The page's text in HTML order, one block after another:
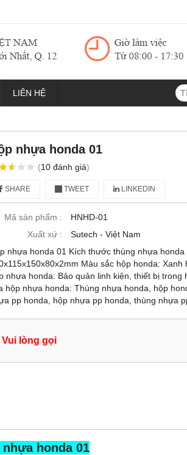
LIÊN HỆ
nhựa honda 01
(10 đánh giá)
SHARE TWEET LINKEDIN
Mã sản phẩm :
HNHD-01
Xuất xứ :
Sutech - Việt Nam
nhựa honda 01 Kích thước thùng nhựa honda
Màu sắc hộp honda: Xanh
nhựa honda: Bảo quản linh kiện, thiết bị trong
hộp nhựa honda: Thùng nhựa honda, hộp
pp honda, hộp nhựa pp honda, thùng nhựa
Vui lòng gọi
nhựa honda 01